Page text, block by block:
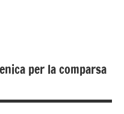
per la comparsa